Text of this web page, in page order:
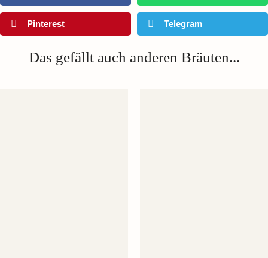
Pinterest Telegram
Das gefällt auch anderen Bräuten...